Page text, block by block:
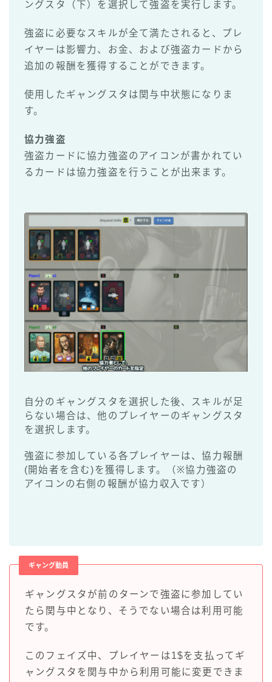
ングスタ（下）を選択して強盗を実行します。
強盗に必要なスキルが全て満たされると、プレ
イヤーは影響力、お金、および強盗カードから
追加の報酬を獲得することができます。
使用したギャングスタは関与中状態になりま
す。
協力強盗
強盗カードに協力強盗のアイコンが書かれてい
るカードは協力強盗を行うことが出来ます。
自分のギャングスタを選択した後、スキルが足
らない場合は、他のプレイヤーのギャングスタ
を選択します。
強盗に参加している各プレイヤーは、協力報酬
(開始者を含む)を獲得します。（※協力強盗の
アイコンの右側の報酬が協力収入です）
ギャング動員
ギャングスタが前のターンで強盗に参加してい
たら関与中となり、そうでない場合は利用可能
です。
このフェイズ中、プレイヤーは1$を支払ってギ
ャングスタを関与中から利用可能に変更できま